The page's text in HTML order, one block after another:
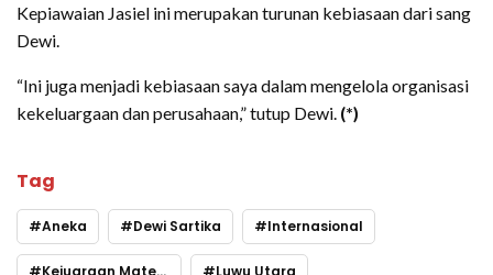
Kepiawaian Jasiel ini merupakan turunan kebiasaan dari sang
Dewi.
“Ini juga menjadi kebiasaan saya dalam mengelola organisasi
kekeluargaan dan perusahaan,” tutup Dewi. (*)
Tag
Aneka Dewi Sartika Internasional
Kejuaraan Matematika Luwu Utara